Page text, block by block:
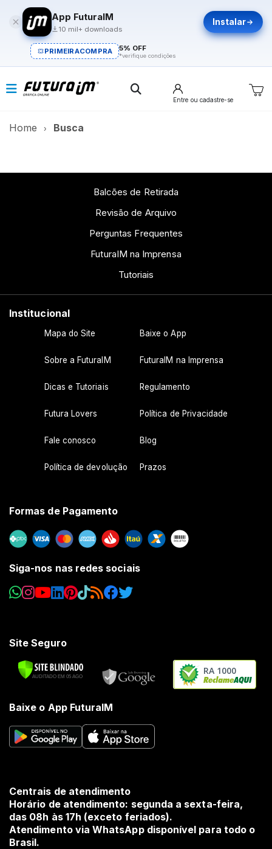
App FuturaIM
10 mil+ downloads
Instalar
PRIMEIRACOMPRA 5% OFF
*verifique condições
Entre ou cadastre-se
Home Busca
Balcões de Retirada
Revisão de Arquivo
Perguntas Frequentes
FuturaIM na Imprensa
Tutoriais
Institucional
Mapa do Site Baixe o App
Sobre a FuturaIM FuturaIM na Imprensa
Dicas e Tutoriais Regulamento
Futura Lovers Política de Privacidade
Fale conosco Blog
Política de devolução Prazos
Formas de Pagamento
Siga-nos nas redes sociais
Site Seguro
RA 1000
Baixe o App FuturaIM
Centrais de atendimento
Horário de atendimento: segunda a sexta-feira,
das 08h às 17h (exceto feriados).
Atendimento via WhatsApp disponível para todo o
Brasil.